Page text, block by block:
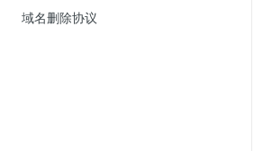
域名删除协议